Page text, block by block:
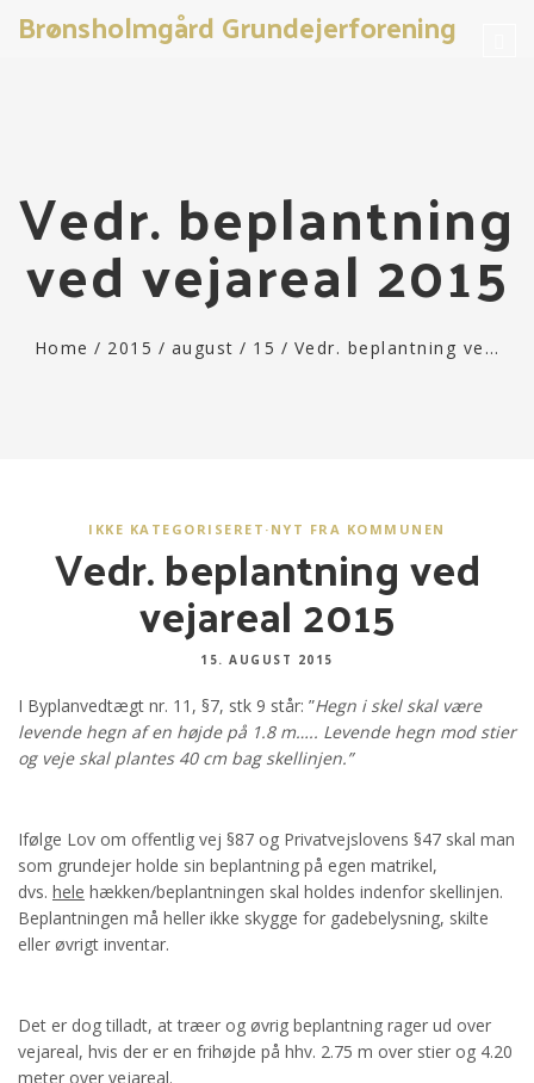
Brønsholmgård Grundejerforening
Vedr. beplantning
ved vejareal 2015
Home / 2015 / august / 15 / Vedr. beplantning ve…
IKKE KATEGORISERET · NYT FRA KOMMUNEN
Vedr. beplantning ved
vejareal 2015
15. AUGUST 2015
I Byplanvedtægt nr. 11, §7, stk 9 står: ”Hegn i skel skal være
levende hegn af en højde på 1.8 m….. Levende hegn mod stier
og veje skal plantes 40 cm bag skellinjen.”
Ifølge Lov om offentlig vej §87 og Privatvejslovens §47 skal man
som grundejer holde sin beplantning på egen matrikel,
dvs. hele hækken/beplantningen skal holdes indenfor skellinjen.
Beplantningen må heller ikke skygge for gadebelysning, skilte
eller øvrigt inventar.
Det er dog tilladt, at træer og øvrig beplantning rager ud over
vejareal, hvis der er en frihøjde på hhv. 2.75 m over stier og 4.20
meter over vejareal.